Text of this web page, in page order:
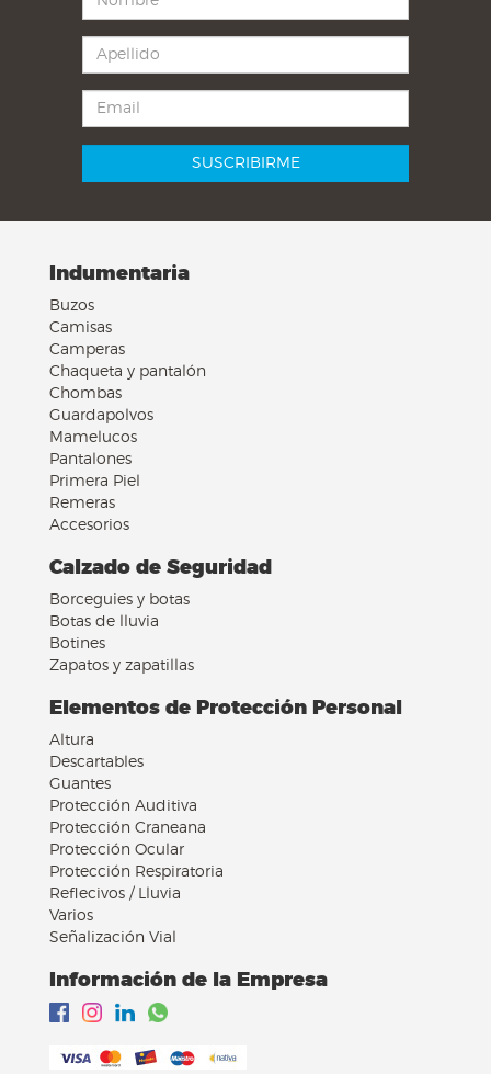
Indumentaria
Buzos
Camisas
Camperas
Chaqueta y pantalón
Chombas
Guardapolvos
Mamelucos
Pantalones
Primera Piel
Remeras
Accesorios
Calzado de Seguridad
Borceguies y botas
Botas de lluvia
Botines
Zapatos y zapatillas
Elementos de Protección Personal
Altura
Descartables
Guantes
Protección Auditiva
Protección Craneana
Protección Ocular
Protección Respiratoria
Reflecivos / Lluvia
Varios
Señalización Vial
Información de la Empresa